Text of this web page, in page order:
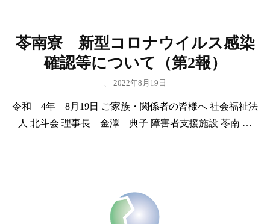
苓南寮 新型コロナウイルス感染
確認等について（第2報）
2022年8月19日
令和 4年 8月19日 ご家族・関係者の皆様へ 社会福祉法
人 北斗会 理事長 金澤 典子 障害者支援施設 苓南 …